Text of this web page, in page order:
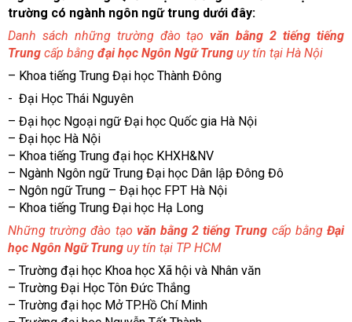
trường có ngành ngôn ngữ trung dưới đây:
Danh sách những trường đào tạovăn bằng 2 tiếng tiếng
Trung cấp bằng đại học Ngôn Ngữ Trung uy tín tại Hà Nội
– Khoa tiếng Trung Đại học Thành Đông
- Đại Học Thái Nguyên
– Đại học Ngoại ngữ Đại học Quốc gia Hà Nội
– Đại học Hà Nội
– Khoa tiếng Trung đại học KHXH&NV
– Ngành Ngôn ngữ Trung Đại học Dân lập Đông Đô
– Ngôn ngữ Trung – Đại học FPT Hà Nội
– Khoa tiếng Trung Đại học Hạ Long
Những trường đào tạo văn bằng 2 tiếng Trung cấp bằngĐại
học Ngôn Ngữ Trung uy tín tại TP HCM
– Trường đại học Khoa học Xã hội và Nhân văn
– Trường Đại Học Tôn Đức Thắng
– Trường đại học Mở TP.Hồ Chí Minh